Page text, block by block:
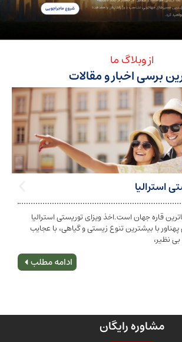
و مقالات
است.اخذ ویزای توریستی استرالیا
تنوع زیستی و گیاهی، با عجایب
تابعیت و اخذ
شخص به دولت
رایگان